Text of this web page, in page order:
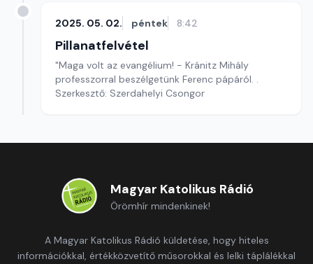
2025. 05. 02. péntek 8:42
Pillanatfelvétel
"Maga volt az evangélium! - Kránitz Mihály
professzorral beszélgetünk Ferenc pápáról. .
Szerkesztő: Szerdahelyi Csongor
Magyar Katolikus Rádió
Örömhír mindenkinek!
A Magyar Katolikus Rádió küldetése, hogy hiteles
információkkal, értékközvetítő műsorokkal és lelki táplálékkal